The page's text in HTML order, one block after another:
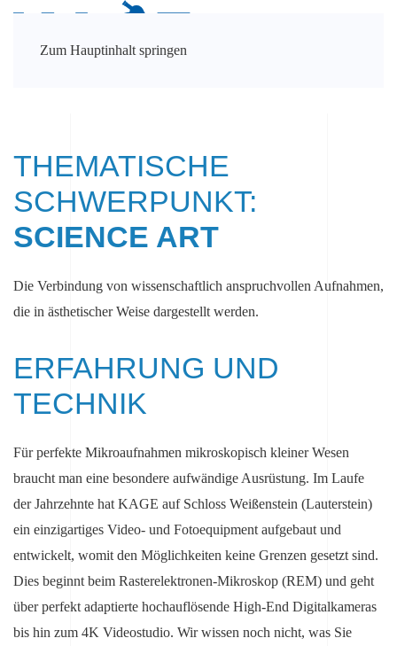
Zum Hauptinhalt springen
THEMATISCHE
SCHWERPUNKT:
SCIENCE ART
Die Verbindung von wissenschaftlich anspruchvollen Aufnahmen,
die in ästhetischer Weise dargestellt werden.
ERFAHRUNG UND
TECHNIK
Für perfekte Mikroaufnahmen mikroskopisch kleiner Wesen
braucht man eine besondere aufwändige Ausrüstung. Im Laufe
der Jahrzehnte hat KAGE auf Schloss Weißenstein (Lauterstein)
ein einzigartiges Video- und Fotoequipment aufgebaut und
entwickelt, womit den Möglichkeiten keine Grenzen gesetzt sind.
Dies beginnt beim Rasterelektronen-Mikroskop (REM) und geht
über perfekt adaptierte hochauflösende High-End Digitalkameras
bis hin zum 4K Videostudio. Wir wissen noch nicht, was Sie